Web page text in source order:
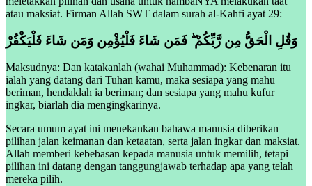
atau maksiat. Firman Allah SWT dalam surah al-Kahfi ayat 29:
وَقُلِ الْحَقُّ مِن رَّبِّكُمْ ۖ فَمَن شَاءَ فَلْيُؤْمِن وَمَن شَاءَ فَلْيَكْفُرْ
Maksudnya: Dan katakanlah (wahai Muhammad): Kebenaran itu
ialah yang datang dari Tuhan kamu, maka sesiapa yang mahu
beriman, hendaklah ia beriman; dan sesiapa yang mahu kufur
ingkar, biarlah dia mengingkarinya.
Secara umum ayat ini menekankan bahawa manusia diberikan
pilihan jalan keimanan dan ketaatan, serta jalan ingkar dan maksiat.
Allah memberi kebebasan kepada manusia untuk memilih, tetapi
pilihan ini datang dengan tanggungjawab terhadap apa yang telah
mereka pilih.